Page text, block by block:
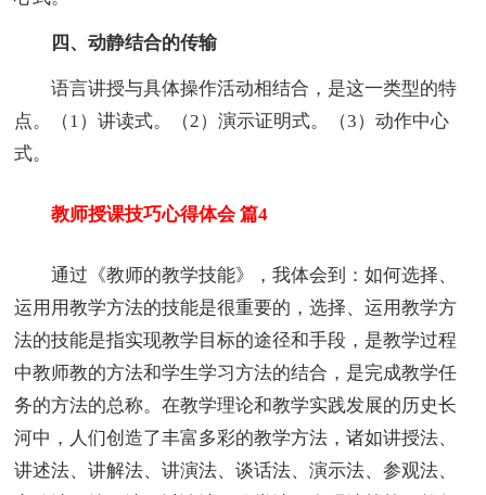
四、动静结合的传输
语言讲授与具体操作活动相结合，是这一类型的特
点。（1）讲读式。（2）演示证明式。（3）动作中心
式。
教师授课技巧心得体会 篇4
通过《教师的教学技能》，我体会到：如何选择、
运用用教学方法的技能是很重要的，选择、运用教学方
法的技能是指实现教学目标的途径和手段，是教学过程
中教师教的方法和学生学习方法的结合，是完成教学任
务的方法的总称。在教学理论和教学实践发展的历史长
河中，人们创造了丰富多彩的教学方法，诸如讲授法、
讲述法、讲解法、讲演法、谈话法、演示法、参观法、